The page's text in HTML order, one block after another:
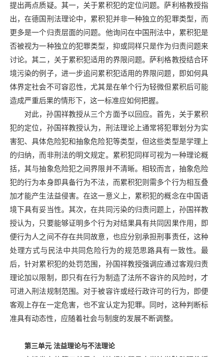
提出两点质疑。其一，关于累积犯的定位问题。萨利格教授指
出，在德国刑法理论中，累积犯并非一种独立的犯罪类型，而
更多是一个归责层面的问题。他询问在中国刑法中，累积犯是
否被视为一种独立的犯罪类型，抑或同样只是作为归责问题来
讨论。其二，关于累积犯适用的界限问题。萨利格教授结合环
境污染的例子，进一步追问累积犯适用的界限问题，即如何具
体界定社会不可容忍性，尤其是在单个行为轻微但累积后可能
造成严重后果的情形下，这一标准应如何把握。
对此，孙国祥教授从三个方面予以回应。首先，关于累积
犯的定位，孙国祥教授认为，刑法理论上通常将犯罪划分为实
害犯、具体危险犯和抽象危险犯等类型，但这些类型是学理上
的归纳，而非刑法的明文规定。累积犯同样可视为一种理论概
括，其与抽象危险犯之间界限并不清晰。相较而言，抽象危险
犯的行为本身即具备行为不法，而累积犯则需多个行为相互叠
加才能产生法益侵害。在这一意义上，累积犯的概念在中国语
境下具有妥当性。其次，在共同污染的归责问题上，孙国祥教
授认为，只要能够证明多个行为对结果具有共同因果作用，即
便行为人之间不存在共同故意，也应分别承担刑事责任，这种
处理方式与民法中共同危险行为的规范思路具有一致性。最
后，针对累积犯的处罚范围，孙国祥教授强调应通过客观归责
理论加以限制，即只有在行为制造了法所不容许的风险时，才
可进入刑法规制范围。对于被容许或经行政许可的行为，即便
客观上存在一定危害，也不宜认定为犯罪。同时，这种判断标
准具有动态性，应随着社会与制度的发展不断调整。
第三单元 法益理论与不法理论